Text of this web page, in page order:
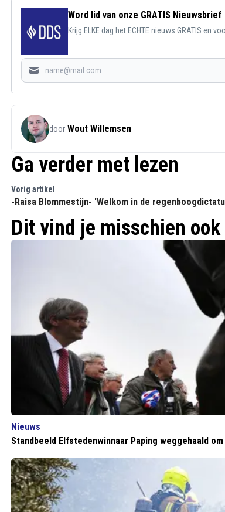
Word lid van onze GRATIS Nieuwsbrief
Krijg ELKE dag het ECHTE nieuws GRATIS en
door Wout Willemsen
Ga verder met lezen
Vorig artikel
-Raisa Blommestijn- 'Welkom in de
Dit vind je misschien
Nieuws
Standbeeld Elfstedenwinnaar Paping weggehaald